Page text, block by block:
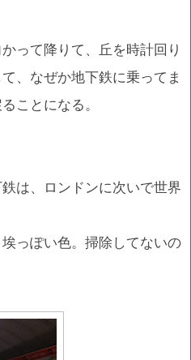
って降りて、丘を時計回り
、なぜか地下鉄に乗ってま
ことになる。
は、ロンドンに次いで世界
っぽい色。掃除してないの